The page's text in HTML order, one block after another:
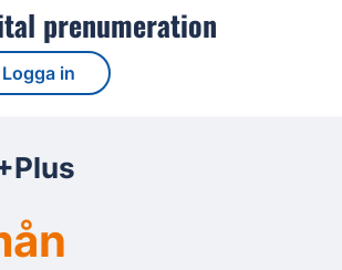
prenumeration
Logga in